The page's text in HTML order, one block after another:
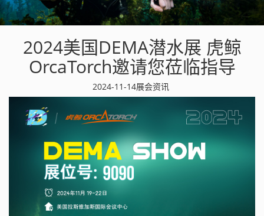
2024美国DEMA潜水展 虎鲸
OrcaTorch邀请您莅临指导
2024-11-14展会资讯